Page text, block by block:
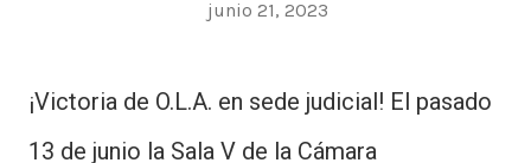
junio 21, 2023
¡Victoria de O.L.A. en sede judicial! El pasado
13 de junio la Sala V de la Cámara